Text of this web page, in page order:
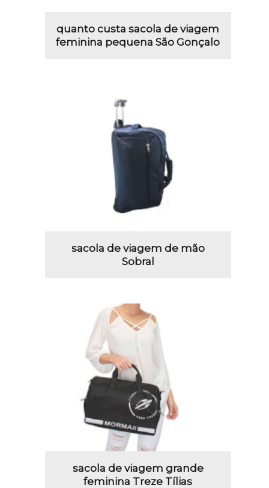
quanto custa sacola de viagem
feminina pequena São Gonçalo
sacola de viagem de mão
Sobral
sacola de viagem grande
feminina Treze Tílias